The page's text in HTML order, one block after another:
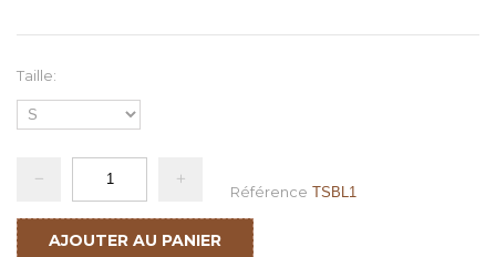
Taille:
AJOUTER AU PANIER
Référence TSBL1